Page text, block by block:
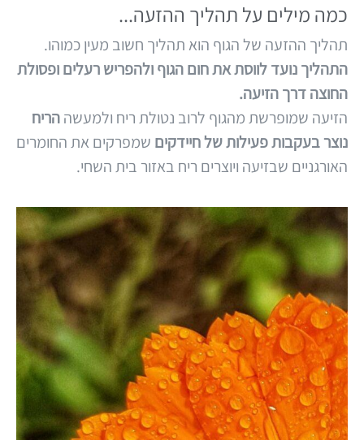
כמה מילים על תהליך ההזעה...
תהליך ההזעה של הגוף הוא תהליך חשוב מעין כמוהו.
התהליך נועד לווסת את חום הגוף ולהפריש רעלים ופסולת
החוצה דרך הזיעה.
הזיעה שמופרשת מהגוף לרוב נטולת ריח ולמעשההריח
נוצר בעקבות פעילות של חיידקים שמפרקים את החומרים
האורגניים שבזיעה ויוצרים ריח באזור בית השחי.